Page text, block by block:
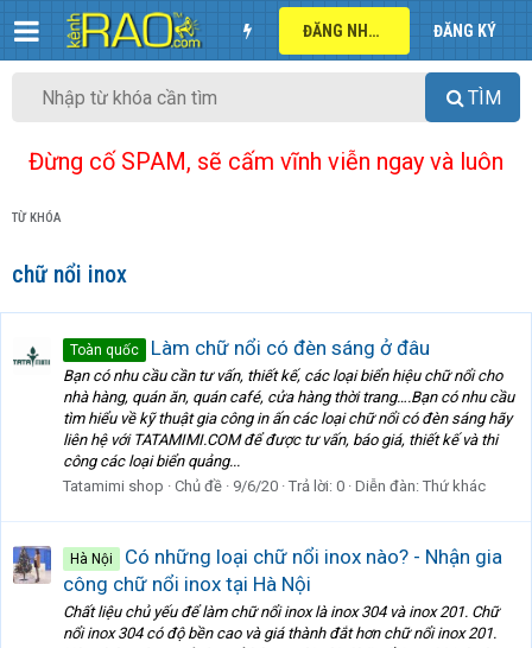
ĐĂNG NHẬP ĐĂNG KÝ
TÌM
Đừng cố SPAM, sẽ cấm vĩnh viễn ngay và luôn
TỪ KHÓA
chữ nổi inox
Toàn quốc Làm chữ nổi có đèn sáng ở đâu
Bạn có nhu cầu cần tư vấn, thiết kế, các loại biển hiệu chữ nổi cho
nhà hàng, quán ăn, quán café, cửa hàng thời trang….Bạn có nhu cầu
tìm hiểu về kỹ thuật gia công in ấn các loại chữ nổi có đèn sáng hãy
liên hệ với TATAMIMI.COM để được tư vấn, báo giá, thiết kế và thi
công các loại biển quảng...
Tatamimi shop
Chủ đề 9/6/20 Trả lời: 0 Diễn đàn: Thứ khác
Hà Nội
Có những loại chữ nổi inox nào? - Nhận gia
công chữ nổi inox tại Hà Nội
Chất liệu chủ yếu để làm chữ nổi inox là inox 304 và inox 201. Chữ
nổi inox 304 có độ bền cao và giá thành đắt hơn chữ nổi inox 201.